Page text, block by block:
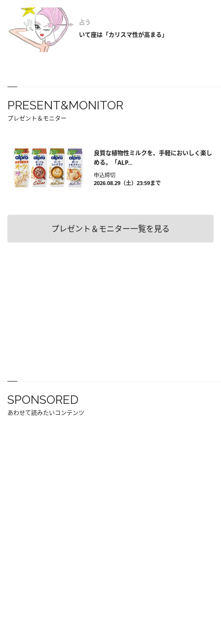
占う
いて座は「カリスマ性が高まる」
PRESENT&MONITOR
プレゼント＆モニター
良質な植物性ミルクを、手軽においしく楽し
める。「ALP...
申込締切
2026.08.29（土）23:59まで
プレゼント＆モニター一覧を見る
SPONSORED
あわせて読みたいコンテンツ